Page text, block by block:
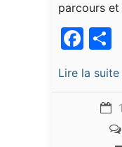
parcours
Lire la suite